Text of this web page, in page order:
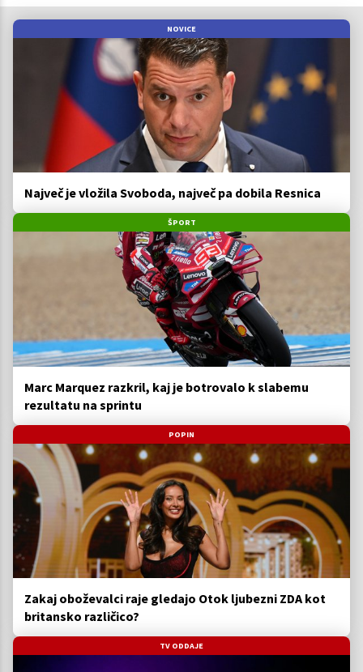
NOVICE
Največ je vložila Svoboda, največ pa dobila Resnica
ŠPORT
Marc Marquez razkril, kaj je botrovalo k slabemu
rezultatu na sprintu
POPIN
Zakaj oboževalci raje gledajo Otok ljubezni ZDA kot
britansko različico?
TV ODDAJE